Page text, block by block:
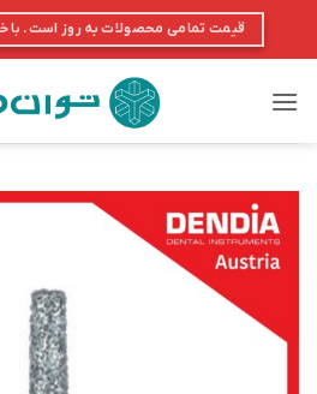
قیمت تمامی محصولات به روز است. با